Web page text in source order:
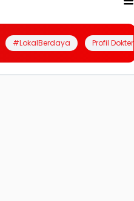
#LokalBerdaya Profil Dokter